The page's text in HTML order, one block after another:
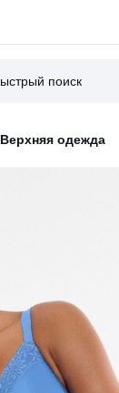
Верхняя одежда